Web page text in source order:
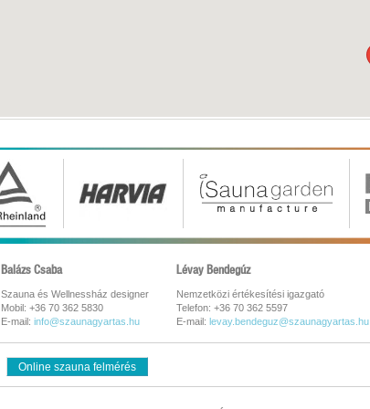
Balázs Csaba
Szauna és Wellnessház designer
Mobil: +36 70 362 5830
E-mail: info@szaunagyartas.hu
Lévay Bendegúz
Nemzetközi értékesítési igazgató
Telefon: +36 70 362 5597
E-mail: levay.bendeguz@szaunagyartas.hu
Online szauna felmérés